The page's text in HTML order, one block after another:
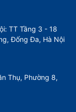
TT Tầng 3 - 18
Đống Đa, Hà Nội
Thụ, Phường 8,